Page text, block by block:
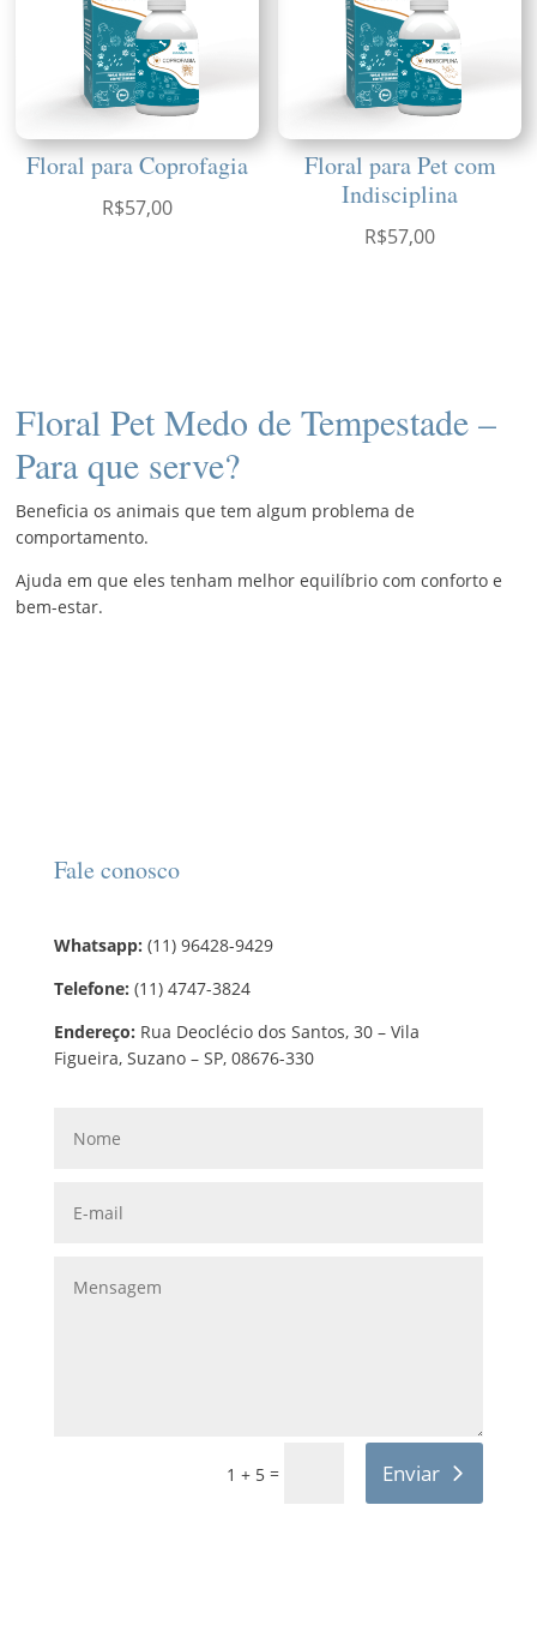
Floral para Coprofagia
R$57,00
Floral para Pet com
Indisciplina
R$57,00
Floral Pet Medo de Tempestade –
Para que serve?
Beneficia os animais que tem algum problema de
comportamento.
Ajuda em que eles tenham melhor equilíbrio com conforto e
bem-estar.
Fale conosco
Whatsapp: (11) 96428-9429
Telefone: (11) 4747-3824
Endereço: Rua Deoclécio dos Santos, 30 – Vila
Figueira, Suzano – SP, 08676-330
1 + 5 = Enviar